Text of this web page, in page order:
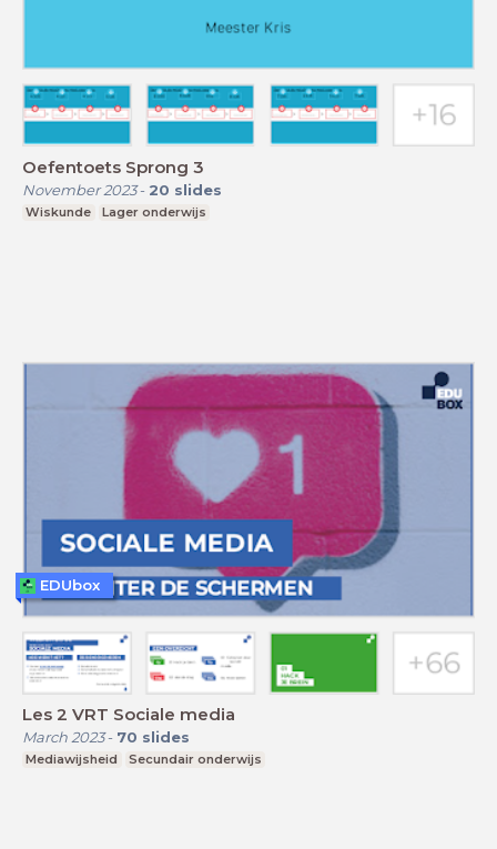
Oefentoets Sprong 3
November 2023- 20 slides
Wiskunde Lager onderwijs
Les 2 VRT Sociale media
March 2023- 70 slides
Mediawijsheid Secundair onderwijs
EDUbox